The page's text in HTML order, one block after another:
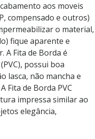
aos moveis
compensado e outros)
o material,
fique aparente e
A Fita de Borda é
possui boa
lasca, não mancha e
Fita de Borda PVC
impressa similar ao
elegância,